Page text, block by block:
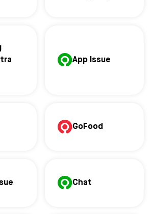
App Issue
GoFood
Chat